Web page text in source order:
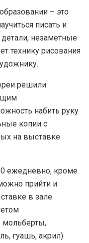
– это
писать и
незаметные
технику рисования
решили
набить руку
копии с
на выставке
ежедневно, кроме
прийти и
в зале.
мольберты,
гуашь, акрил).